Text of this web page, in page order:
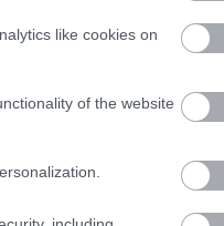
like cookies on
of the website
mindenki hasonmása a
megelégedett, akkor
akihez a másikat